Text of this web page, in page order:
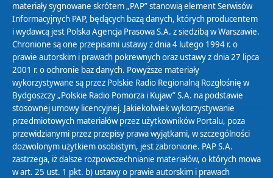
Polityka ochrony danych osobowych
Abonament
Zamówienia publiczne
Biuletyn Informacji Publicznej
materiały sygnowane skrótem „PAP” stanowią element Serwisów
Informacyjnych PAP, będących bazą danych, których producentem
i wydawcą jest Polska Agencja Prasowa S.A. z siedzibą w Warszawie.
Chronione są one przepisami ustawy z dnia 4 lutego 1994 r. o
prawie autorskim i prawach pokrewnych oraz ustawy z dnia 27 lipca
2001 r. o ochronie baz danych. Powyższe materiały
wykorzystywane są przez Polskie Radio Regionalną Rozgłośnię w
Bydgoszczy „Polskie Radio Pomorza i Kujaw” S.A. na podstawie
stosownej umowy licencyjnej. Jakiekolwiek wykorzystywanie
przedmiotowych materiałów przez użytkowników Portalu, poza
przewidzianymi przez przepisy prawa wyjątkami, w szczególności
dozwolonym użytkiem osobistym, jest zabronione. PAP S.A.
zastrzega, iż dalsze rozpowszechnianie materiałów, o których mowa
w art. 25 ust. 1 pkt. b) ustawy o prawie autorskim i prawach